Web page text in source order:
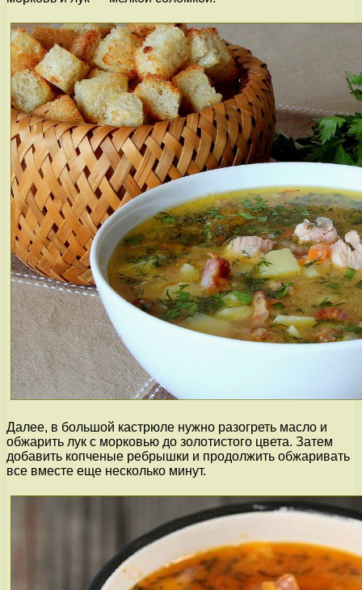
Далее, в большой кастрюле нужно разогреть масло и
обжарить лук с морковью до золотистого цвета. Затем
добавить копченые ребрышки и продолжить обжаривать
все вместе еще несколько минут.